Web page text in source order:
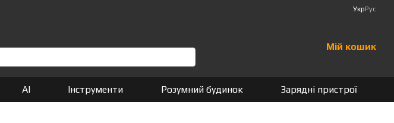
УкрРус
Мій кошик
AI Інструменти Розумний будинок Зарядні пристрої